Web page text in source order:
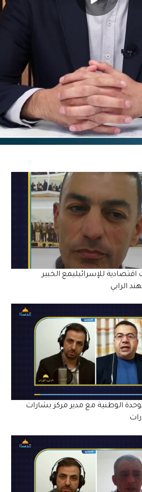
نكبات اقتصادية للإسرائيليمع الخبير
الرابي
الوطنية مع مدير مركز بشارات